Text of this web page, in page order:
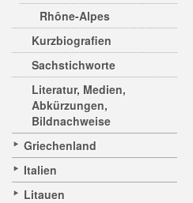
Rhône-Alpes
Kurzbiografien
Sachstichworte
Literatur, Medien,
Abkürzungen,
Bildnachweise
Griechenland
Italien
Litauen